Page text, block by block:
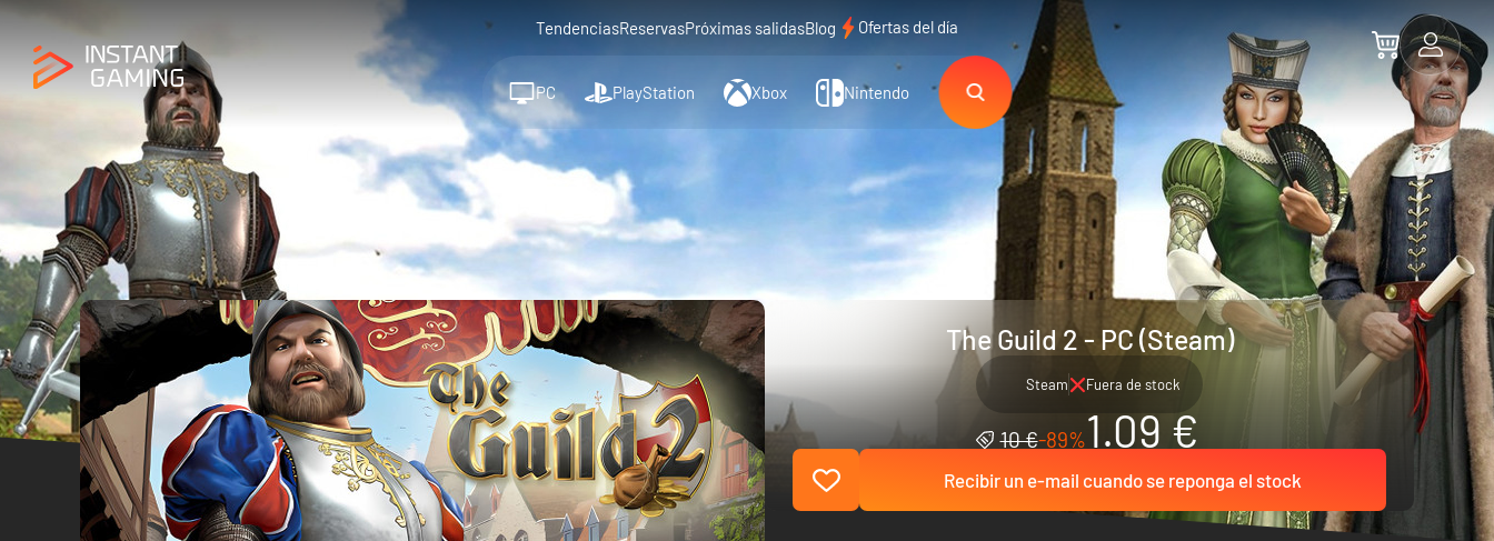
TendenciasReservasPróximas salidasBlog Ofertas del día
PC PlayStation Xbox Nintendo
The Guild 2 - PC (Steam)
Steam Fuera de stock
10 €-89%1.09 €
Recibir un e-mail cuando se reponga el stock